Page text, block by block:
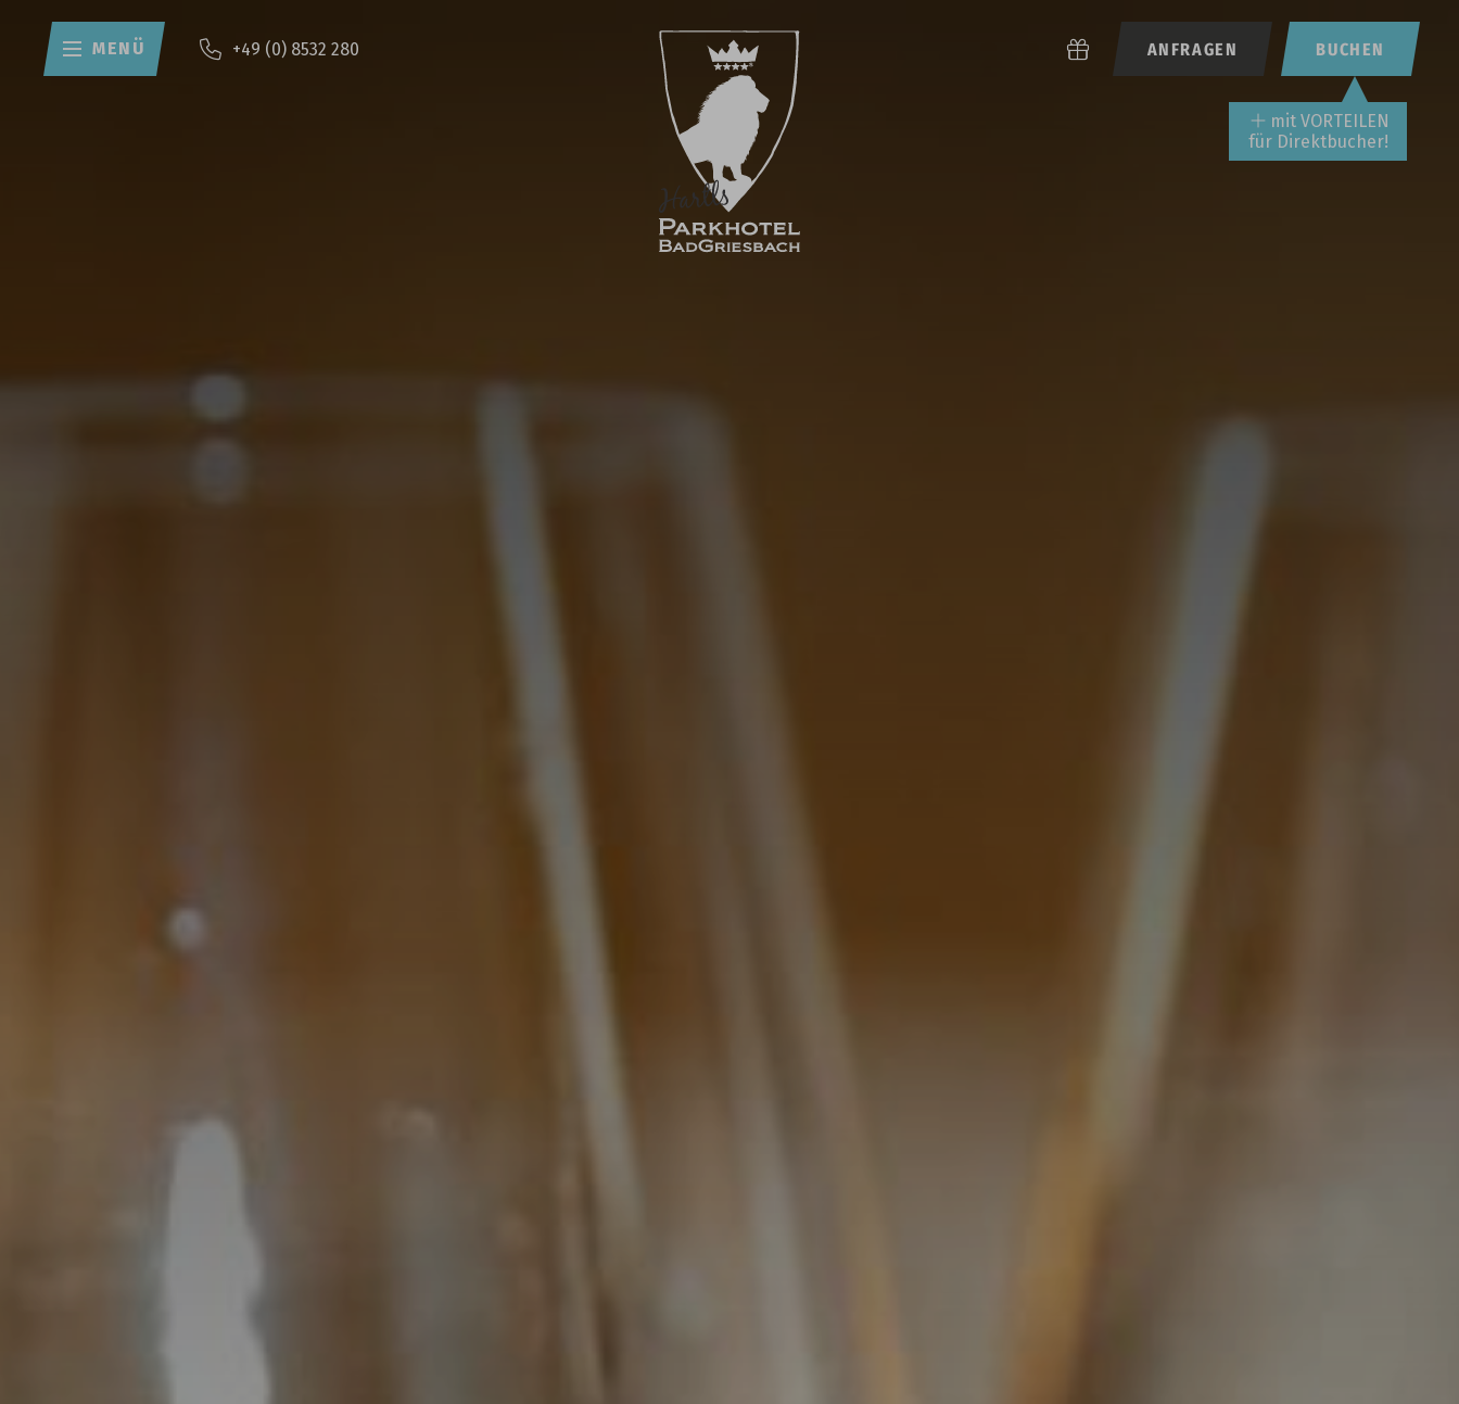
MENÜ +49 (0) 8532 280 BUCHEN
ANFRAGEN
mit VORTEILEN
für Direktbucher!